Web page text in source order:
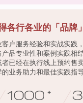
各行各业的「品牌
户服务经验和实战实践
品专业性和案例实践相
已经在执行线上预约售
业务助力和最佳实践指导
1000 +